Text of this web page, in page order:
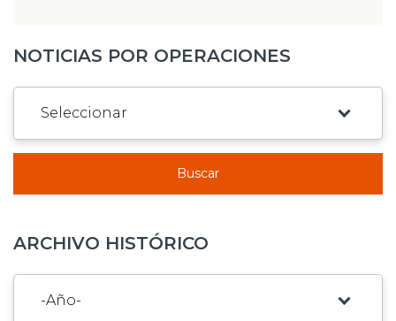
NOTICIAS POR OPERACIONES
Buscar
ARCHIVO HISTÓRICO